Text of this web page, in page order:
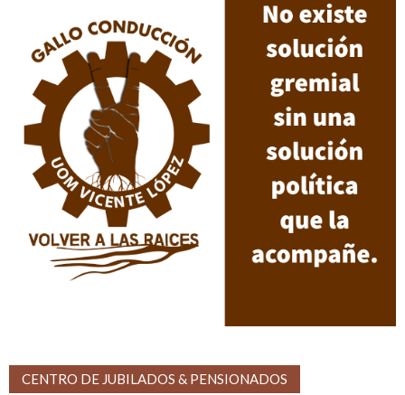
CENTRO DE JUBILADOS & PENSIONADOS